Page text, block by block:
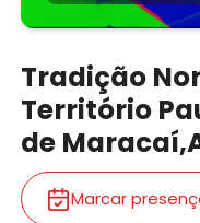
Tradição
Território
de
Marcar